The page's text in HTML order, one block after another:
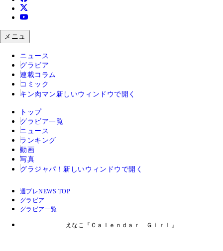
メニュ
ニュース
グラビア
連載コラム
コミック
キン肉マン 新しいウィンドウで開く
トップ
グラビア一覧
ニュース
ランキング
動画
写真
グラジャパ！ 新しいウィンドウで開く
週プレNEWS TOP
グラビア
グラビア一覧
えなこ『Ｃａｌｅｎｄａｒ Ｇｉｒｌ』